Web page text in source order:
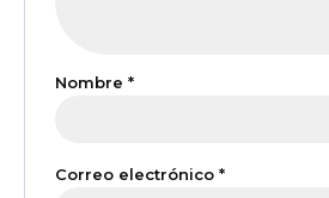
Nombre*
Correo electrónico*